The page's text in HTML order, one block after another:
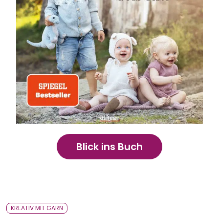
Nähen und Fashion
Zeichnen, Gestalten & Design
Kulinarik & Genuss
Abenteuer & Outdoor
Bavarica & Karikaturen
NOVUM
Vorschauen
Sale
Blick ins Buch
KREATIV MIT GARN